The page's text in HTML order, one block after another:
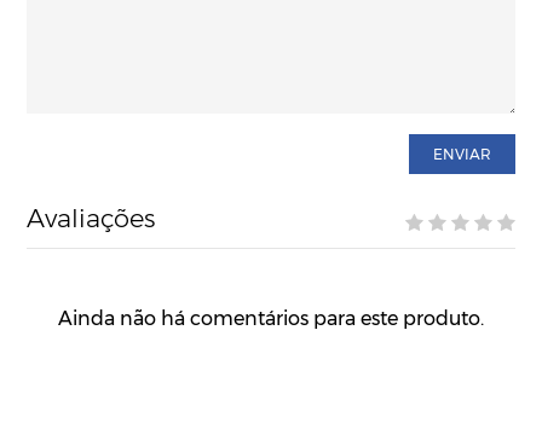
ENVIAR
Avaliações
Ainda não há comentários para este produto.